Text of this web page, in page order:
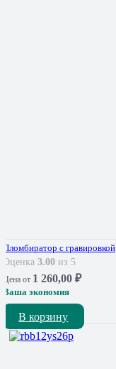
Пломбиратор с гравировкой
Оценка 3.00 из 5
Цена от 1 260,00 ₽
Ваша экономия
В корзину